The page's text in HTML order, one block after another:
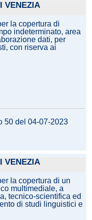
VENEZIA
la copertura di
indeterminato, area
dati, per
con riserva ai
50 del 04-07-2023
VENEZIA
la copertura di un
multimediale, a
tecnico-scientifica ed
di studi linguistici e